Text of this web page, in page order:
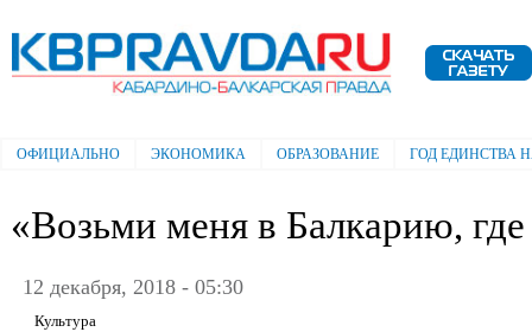
Электронная газета "Кабардино-
Балкарская правда"
Главное меню
ОФИЦИАЛЬНО ЭКОНОМИКА ОБРАЗОВАНИЕ ГОД ЕДИНСТВА
«Возьми меня в Балкарию,
12 декабря, 2018 - 05:30
Культура